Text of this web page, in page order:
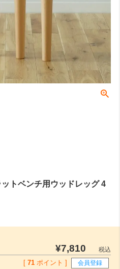
トベンチ用ウッドレッグ 4
¥7,810
税込
71 ポイント ] 会員登録